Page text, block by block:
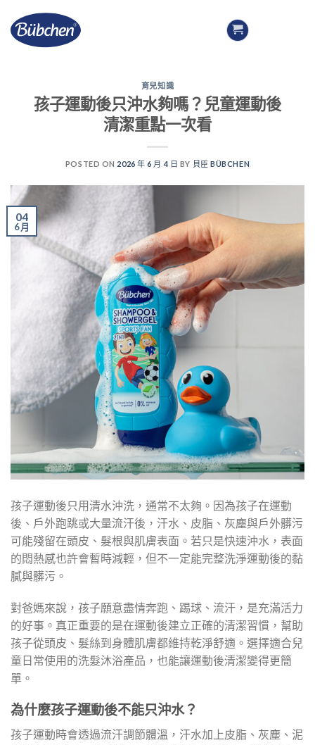
to
content
育兒知識
孩子運動後只沖水夠嗎？兒童運動後
清潔重點一次看
POSTED ON 2026 年 6 月 4 日 BY 貝臣 BÜBCHEN
04
6 月
孩子運動後只用清水沖洗，通常不太夠。因為孩子在運動
後、戶外跑跳或大量流汗後，汗水、皮脂、灰塵與戶外髒污
可能殘留在頭皮、髮根與肌膚表面。若只是快速沖水，表面
的悶熱感也許會暫時減輕，但不一定能完整洗淨運動後的黏
膩與髒污。
對爸媽來說，孩子願意盡情奔跑、踢球、流汗，是充滿活力
的好事。真正重要的是在運動後建立正確的清潔習慣，幫助
孩子從頭皮、髮絲到身體肌膚都維持乾淨舒適。選擇適合兒
童日常使用的洗髮沐浴產品，也能讓運動後清潔變得更簡
單。
為什麼孩子運動後不能只沖水？
孩子運動時會透過流汗調節體溫，汗水加上皮脂、灰塵、泥